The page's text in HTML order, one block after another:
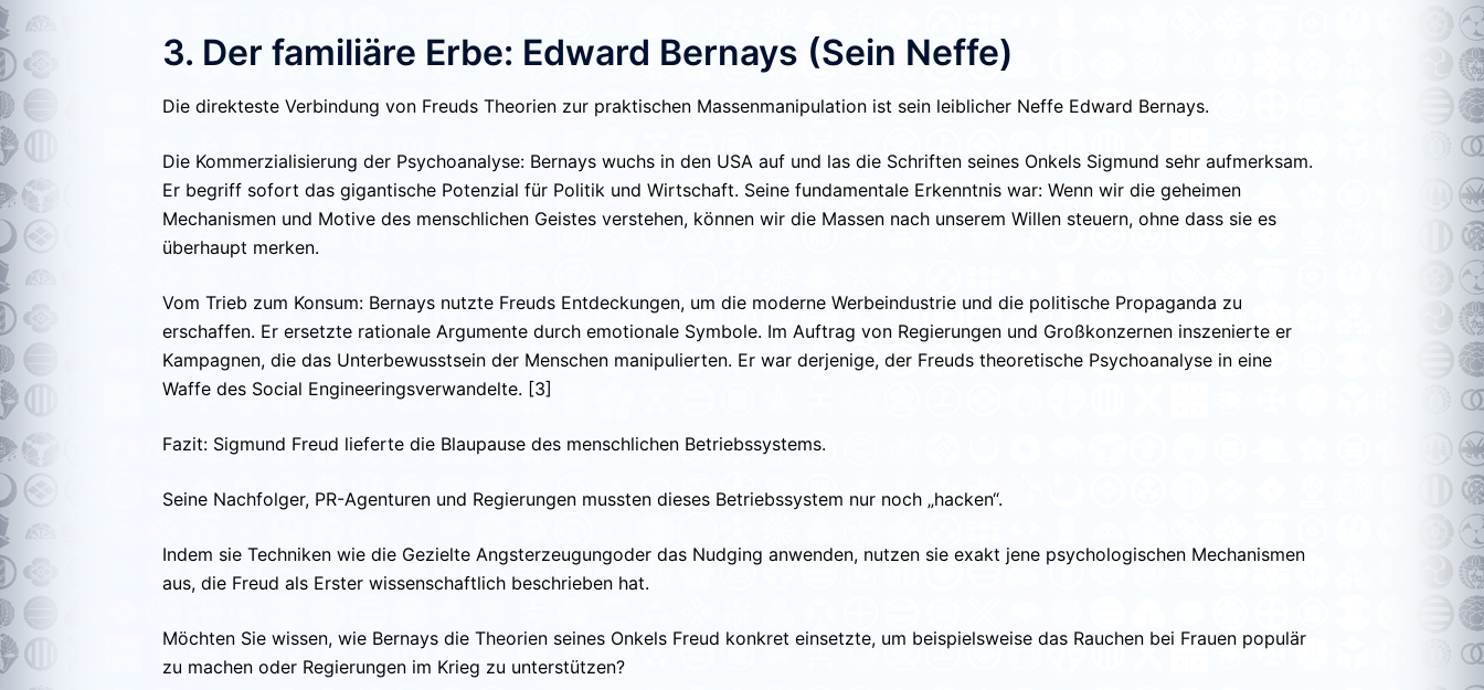
3. Der familiäre Erbe: Edward Bernays (Sein Neffe)
Die direkteste Verbindung von Freuds Theorien zur praktischen Massenmanipulation ist sein leiblicher Neffe Edward Bernays.
Die Kommerzialisierung der Psychoanalyse: Bernays wuchs in den USA auf und las die Schriften seines Onkels Sigmund sehr aufmerksam.
Er begriff sofort das gigantische Potenzial für Politik und Wirtschaft. Seine fundamentale Erkenntnis war: Wenn wir die geheimen
Mechanismen und Motive des menschlichen Geistes verstehen, können wir die Massen nach unserem Willen steuern, ohne dass sie es
überhaupt merken.
Vom Trieb zum Konsum: Bernays nutzte Freuds Entdeckungen, um die moderne Werbeindustrie und die politische Propaganda zu
erschaffen. Er ersetzte rationale Argumente durch emotionale Symbole. Im Auftrag von Regierungen und Großkonzernen inszenierte er
Kampagnen, die das Unterbewusstsein der Menschen manipulierten. Er war derjenige, der Freuds theoretische Psychoanalyse in eine
Waffe des Social Engineeringsverwandelte. [3]
Fazit: Sigmund Freud lieferte die Blaupause des menschlichen Betriebssystems.
Seine Nachfolger, PR-Agenturen und Regierungen mussten dieses Betriebssystem nur noch „hacken“.
Indem sie Techniken wie die Gezielte Angsterzeugungoder das Nudging anwenden, nutzen sie exakt jene psychologischen Mechanismen
aus, die Freud als Erster wissenschaftlich beschrieben hat.
Möchten Sie wissen, wie Bernays die Theorien seines Onkels Freud konkret einsetzte, um beispielsweise das Rauchen bei Frauen populär
zu machen oder Regierungen im Krieg zu unterstützen?